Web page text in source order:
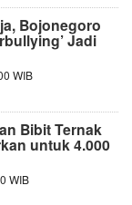
Bojonegoro
Jadi
WIB
Bibit Ternak
untuk 4.000
WIB